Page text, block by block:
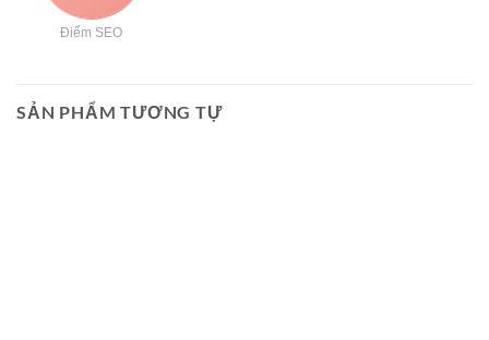
Điểm SEO
SẢN PHẨM TƯƠNG TỰ